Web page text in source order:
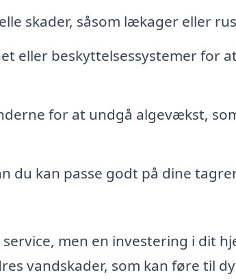
skader, såsom lækager eller
eller beskyttelsessystemer for
for at undgå algevækst,
du kan passe godt på dine
men en investering i dit
vandskader, som kan føre til